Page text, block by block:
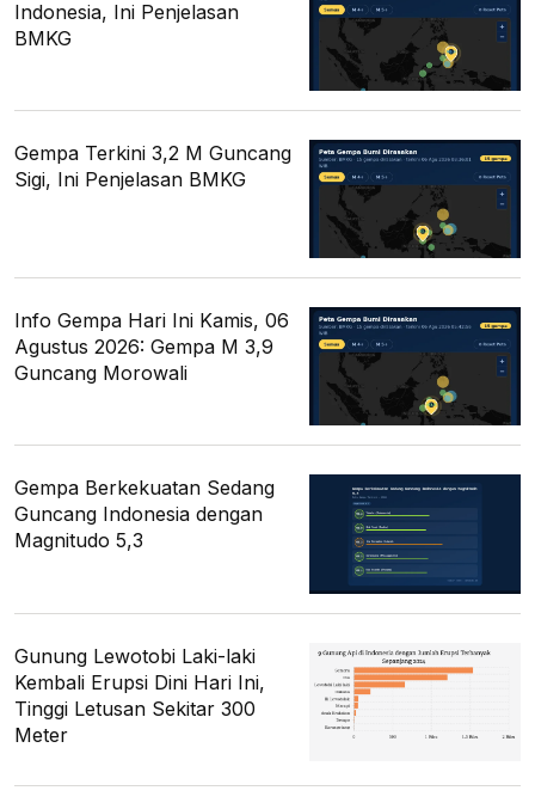
Indonesia, Ini Penjelasan
BMKG
Gempa Terkini 3,2 M Guncang
Sigi, Ini Penjelasan BMKG
Info Gempa Hari Ini Kamis, 06
Agustus 2026: Gempa M 3,9
Guncang Morowali
Gempa Berkekuatan Sedang
Guncang Indonesia dengan
Magnitudo 5,3
Gunung Lewotobi Laki-laki
Kembali Erupsi Dini Hari Ini,
Tinggi Letusan Sekitar 300
Meter